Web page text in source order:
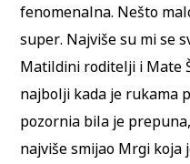
fenomenalna. Nešto
super. Najviše su mi se
Matildini roditelji i Mate
najbolji kada je rukama
pozornia bila je
najviše smijao Mrgi koja